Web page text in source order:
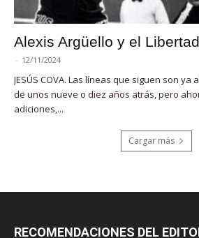
Alexis Argüello y el
- 12/11/2024
JESÚS COVA. Las líneas que siguen son ya
de unos nueve o diez años atrás, pero
adiciones,...
Cargar más
RECOMENDACIONES DEL